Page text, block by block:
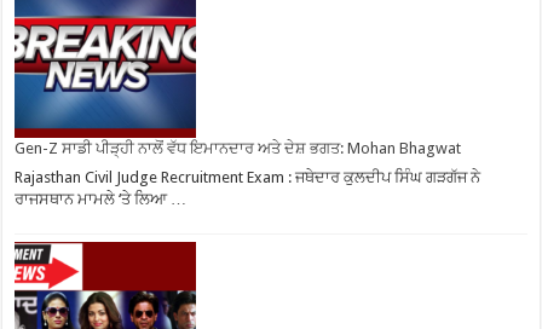
Gen-Z ਸਾਡੀ ਪੀੜ੍ਹੀ ਨਾਲੋਂ ਵੱਧ ਇਮਾਨਦਾਰ ਅਤੇ ਦੇਸ਼ ਭਗਤ: Mohan Bhagwat
Rajasthan Civil Judge Recruitment Exam : ਜਥੇਦਾਰ ਕੁਲਦੀਪ ਸਿੰਘ ਗੜਗੱਜ ਨੇ
ਰਾਜਸਥਾਨ ਮਾਮਲੇ ‘ਤੇ ਲਿਆ …